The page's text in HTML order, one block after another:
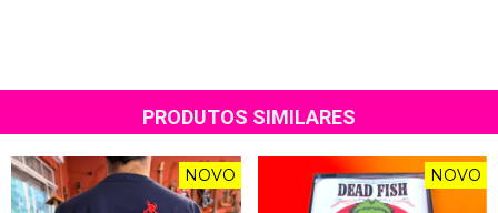
PRODUTOS SIMILARES
NOVO NOVO